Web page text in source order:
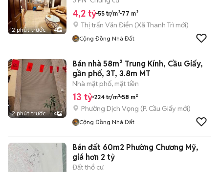
2 phút trước 4
4,2 tỷ 55 tr/m² 77 m²
Thị trấn Văn Điển (Xã Thanh Trì mới)
Cộng Đồng Nhà Đất
2 phút trước 4
Bán nhà 58m² Trung Kính, Cầu Giấy,
gần phố, 3T, 3.8m MT
Nhà mặt phố, mặt tiền
13 tỷ 224 tr/m² 58 m²
Phường Dịch Vọng (P. Cầu Giấy mới)
Cộng Đồng Nhà Đất
Bán đất 60m2 Phường Chương Mỹ,
giá hơn 2 tỷ
Đất thổ cư